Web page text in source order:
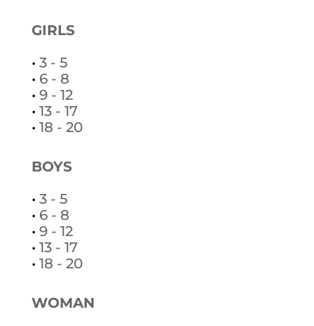
GIRLS
• 3 - 5
• 6 - 8
• 9 - 12
• 13 - 17
• 18 - 20
BOYS
• 3 - 5
• 6 - 8
• 9 - 12
• 13 - 17
• 18 - 20
WOMAN